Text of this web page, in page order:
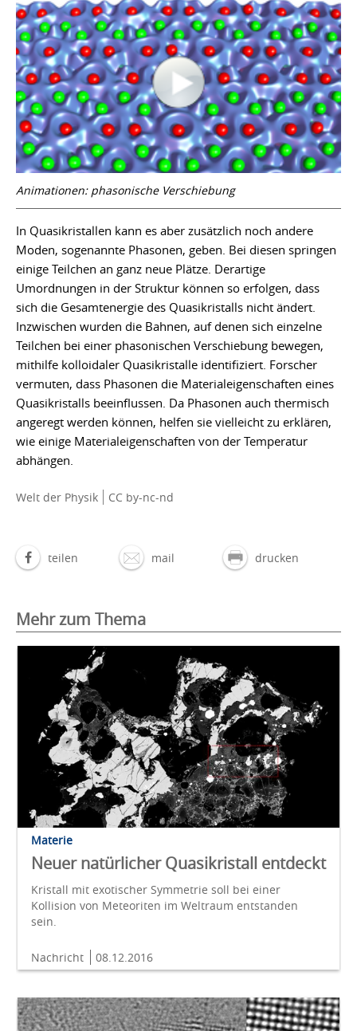
Animationen: phasonische Verschiebung
In Quasikristallen kann es aber zusätzlich noch andere
Moden, sogenannte Phasonen, geben. Bei diesen springen
einige Teilchen an ganz neue Plätze. Derartige
Umordnungen in der Struktur können so erfolgen, dass
sich die Gesamtenergie des Quasikristalls nicht ändert.
Inzwischen wurden die Bahnen, auf denen sich einzelne
Teilchen bei einer phasonischen Verschiebung bewegen,
mithilfe kolloidaler Quasikristalle identifiziert. Forscher
vermuten, dass Phasonen die Materialeigenschaften eines
Quasikristalls beeinflussen. Da Phasonen auch thermisch
angeregt werden können, helfen sie vielleicht zu erklären,
wie einige Materialeigenschaften von der Temperatur
abhängen.
Welt der Physik CC by-nc-nd
teilen mail drucken
Mehr zum Thema
Materie
Neuer natürlicher Quasikristall entdeckt
Kristall mit exotischer Symmetrie soll bei einer
Kollision von Meteoriten im Weltraum entstanden
sein.
Nachricht 08.12.2016